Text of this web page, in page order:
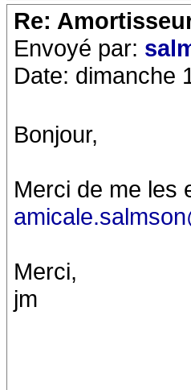
Re:
Envoyé par:
Date: dimanche
Bonjour,
Merci de me les
Merci,
jm